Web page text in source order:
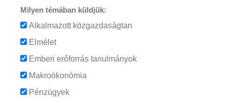
Milyen témában küldjük:
Alkalmazott közgazdaságtan
Elmélet
Emberi erőforrás tanulmányok
Makroökonómia
Pénzügyek